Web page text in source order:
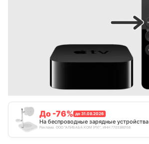
До -76% до 31.08.2026
На беспроводные зарядные устройства
Реклама. ООО "АЛИБАБА.КОМ (РУ)", ИНН 7703380158